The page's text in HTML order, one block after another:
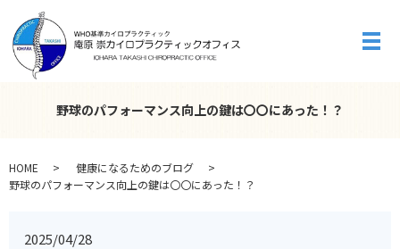
メ
野球のパフォーマンス向上の鍵は〇〇にあった！？
HOME
健康になるためのブログ
野球のパフォーマンス向上の鍵は〇〇にあった！？
2025/04/28